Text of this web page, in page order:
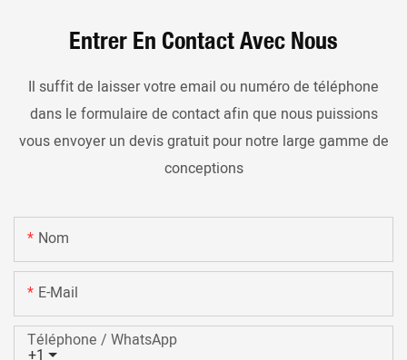
Entrer En Contact Avec Nous
Il suffit de laisser votre email ou numéro de téléphone
dans le formulaire de contact afin que nous puissions
vous envoyer un devis gratuit pour notre large gamme de
conceptions
Nom
E-Mail
+1
Téléphone / WhatsApp